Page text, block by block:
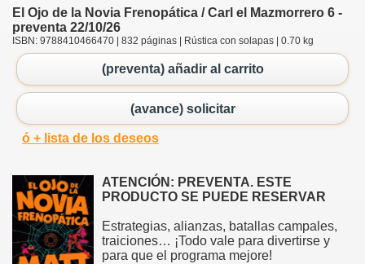
El Ojo de la Novia Frenopática / Carl el Mazmorrero 6 -
preventa 22/10/26
ISBN: 9788410466470 | 832 páginas | Rústica con solapas | 0.70 kg
(preventa) añadir al carrito
(avance) solicitar
ó + lista de los deseos
ATENCIÓN: PREVENTA. ESTE
PRODUCTO SE PUEDE RESERVAR
Estrategias, alianzas, batallas campales,
traiciones… ¡Todo vale para divertirse y
para que el programa mejore!